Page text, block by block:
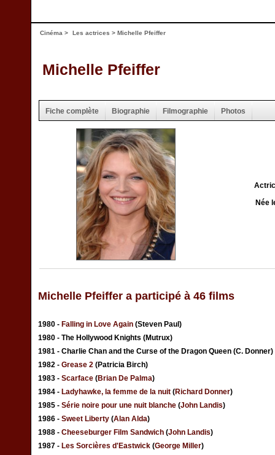
Cinéma > Les actrices > Michelle Pfeiffer
Michelle Pfeiffer
Fiche complète Biographie Filmographie Photos
Née
Michelle Pfeiffer a participé à 46 films
1980 - Falling in Love Again (Steven Paul)
1980 - The Hollywood Knights (Mutrux)
1981 - Charlie Chan and the Curse of the Dragon Queen (C. Donner)
1982 - Grease 2 (Patricia Birch)
1983 - Scarface (Brian De Palma)
1984 - Ladyhawke, la femme de la nuit (Richard Donner)
1985 - Série noire pour une nuit blanche (John Landis)
1986 - Sweet Liberty (Alan Alda)
1988 - Cheeseburger Film Sandwich (John Landis)
1987 - Les Sorcières d'Eastwick (George Miller)